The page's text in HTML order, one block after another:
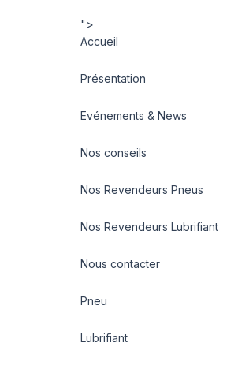
">
Accueil
Présentation
Evénements & News
Nos conseils
Nos Revendeurs Pneus
Nos Revendeurs Lubrifiant
Nous contacter
Pneu
Lubrifiant